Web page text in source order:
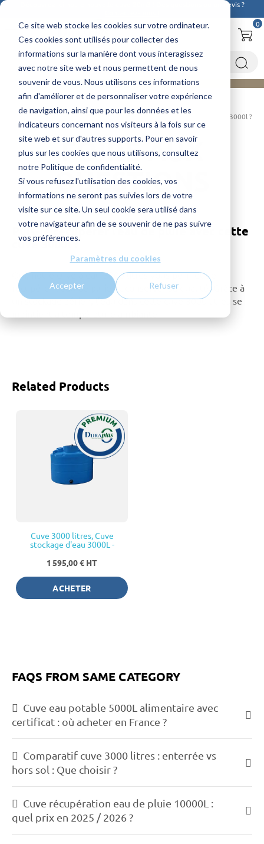
Ce site web stocke les cookies sur votre ordinateur.
Ces cookies sont utilisés pour collecter des
informations sur la manière dont vous interagissez
avec notre site web et nous permettent de nous
souvenir de vous. Nous utilisons ces informations
afin d'améliorer et de personnaliser votre expérience
de navigation, ainsi que pour les données et les
indicateurs concernant nos visiteurs à la fois sur ce
site web et sur d'autres supports. Pour en savoir
plus sur les cookies que nous utilisons, consultez
notre Politique de confidentialité.
Si vous refusez l'utilisation des cookies, vos
informations ne seront pas suivies lors de votre
visite sur ce site. Un seul cookie sera utilisé dans
votre navigateur afin de se souvenir de ne pas suivre
vos préférences.
Paramètres du cookies
Accepter Refuser
! Des questions ou un devis ?
0
Accueil FAQ Eau Puis-je récupérer l’eau de pluie avec cette cuve 3000l ?
FOIRE AUX
QUESTIONS
Puis-je récupérer l’eau de pluie avec cette
cuve 3000l ?
Oui, notre cuve à eau 3000 litres vous permet de
récupérer l’eau de pluie et conserver sa qualité. Grâce à
un stockage aérien, l’eau dans cette cuve 3000 litres se
Related Products
Cuve 3000 litres, Cuve
stockage d'eau 3000L -
PREMIUM
1 595,00 € HT
ACHETER
FAQS FROM SAME CATEGORY
Cuve eau potable 5000L alimentaire avec
certificat : où acheter en France ?
Comparatif cuve 3000 litres : enterrée vs
hors sol : Que choisir ?
Cuve récupération eau de pluie 10000L :
quel prix en 2025 / 2026 ?